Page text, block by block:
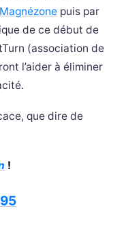
Magnézone puis par
de ce début de
(association de
l’aider à éliminer
que dire de
!